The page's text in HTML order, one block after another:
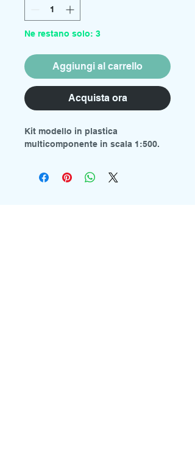
Ne restano solo: 3
Aggiungi al carrello
Acquista ora
Kit modello in plastica
multicomponente in scala 1:500.